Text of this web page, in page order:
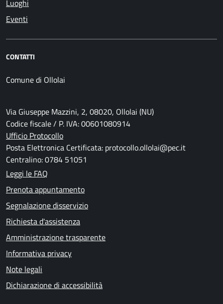
Luoghi
Eventi
CONTATTI
Comune di Ollolai
Via Giuseppe Mazzini, 2, 08020, Ollolai (NU)
Codice fiscale / P. IVA: 00601080914
Ufficio Protocollo
Posta Elettronica Certificata: protocollo.ollolai@pec.it
Centralino: 0784 51051
Leggi le FAQ
Prenota appuntamento
Segnalazione disservizio
Richiesta d'assistenza
Amministrazione trasparente
Informativa privacy
Note legali
Dichiarazione di accessibilità